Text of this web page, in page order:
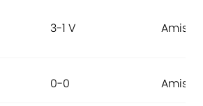
3-1 V
0-0